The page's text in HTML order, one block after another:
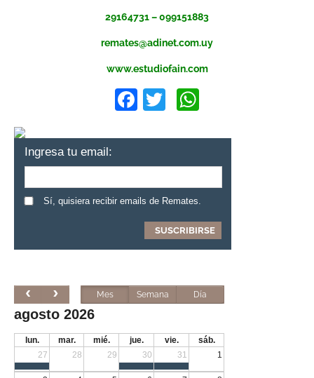
29164731 – 099151883
remates@adinet.com.uy
www.estudiofain.com
Facebook
Twitter
Ingresa tu email:
Sí, quisiera recibir emails de Remates.
Mes Semana Día
agosto 2026
lun. mar. mié. jue. vie.
sáb.
27
28 29 30 31 1